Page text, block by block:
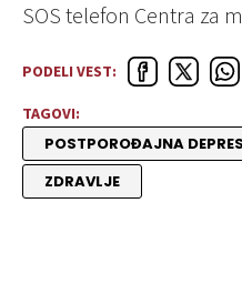
SOS telefon Centra za
PODELI VEST:
TAGOVI:
POSTPOROĐAJNA
ZDRAVLJE